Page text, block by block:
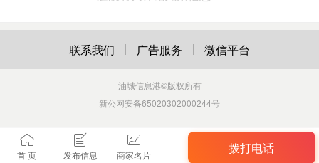
拨打电话
首 页 发布信息 商家名片
联系我们 广告服务 微信平台
油城信息港©版权所有
新公网安备65020302000244号